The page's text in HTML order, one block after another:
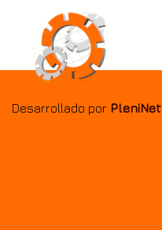
Desarrollado por PleniNet